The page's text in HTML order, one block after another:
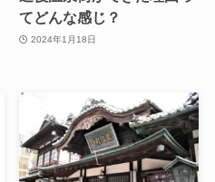
てどんな感じ？
2024年1月18日